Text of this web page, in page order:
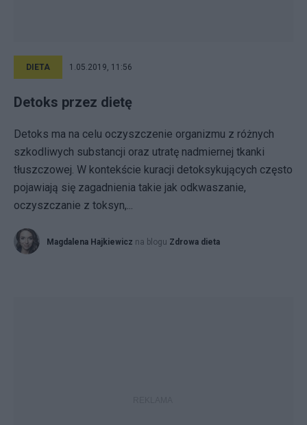
DIETA 1.05.2019, 11:56
Detoks przez dietę
Detoks ma na celu oczyszczenie organizmu z różnych
szkodliwych substancji oraz utratę nadmiernej tkanki
tłuszczowej. W kontekście kuracji detoksykujących często
pojawiają się zagadnienia takie jak odkwaszanie,
oczyszczanie z toksyn,...
Magdalena Hajkiewicz na blogu Zdrowa dieta